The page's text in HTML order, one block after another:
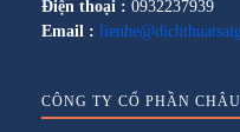
Điện thoại : 0932237939
Email :
CÔNG TY CỔ PHẦN